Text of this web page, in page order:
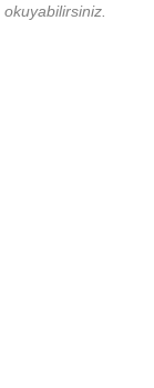
okuyabilirsiniz.